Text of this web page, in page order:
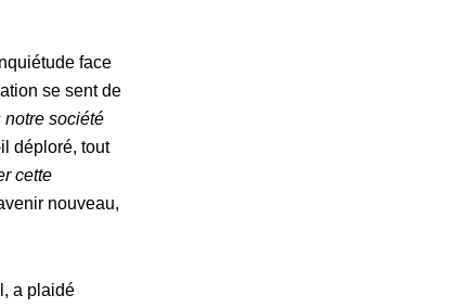
face
se sent de
notre société
déploré, tout
cette
nouveau,
a plaidé